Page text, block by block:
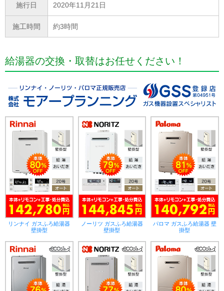
施行日 2020年11月21日
施工時間 約3時間
給湯器の交換・取替はお任せください！
リンナイ ガスふろ給湯器
壁掛型
ノーリツ ガスふろ給湯器
壁掛型
パロマ ガスふろ給湯器 壁
掛型